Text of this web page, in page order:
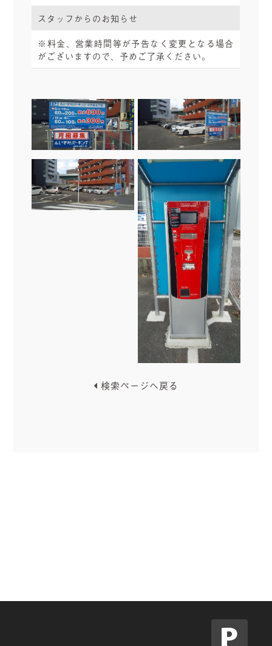
スタッフからのお知らせ
※料金、営業時間等が予告なく変更となる場合
がございますので、予めご了承ください。
検索ページへ戻る